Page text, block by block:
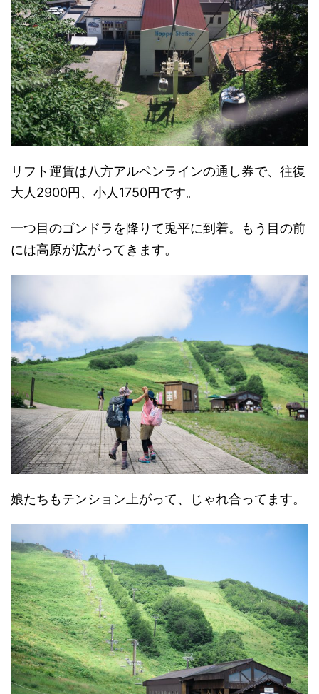
リフト運賃は八方アルペンラインの通し券で、往復
大人2900円、小人1750円です。
一つ目のゴンドラを降りて兎平に到着。もう目の前
には高原が広がってきます。
娘たちもテンション上がって、じゃれ合ってます。